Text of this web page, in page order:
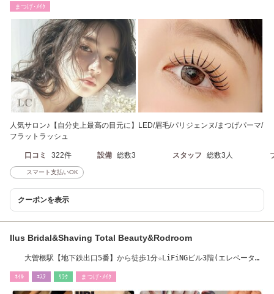
まつげ･ﾒｲｸ
人気サロン♪【自分史上最高の目元に】LED/眉毛/パリジェンヌ/まつげパーマ/
フラットラッシュ
口コミ 322件 設備 総数3 スタッフ 総数3人
スマート支払いOK
クーポンを表示
Ilus Bridal&Shaving Total Beauty&Rodroom
大曽根駅【地下鉄出口5番】から徒歩1分☆LiFiNGビル3階(エレベーター
ﾈｲﾙ ｴｽﾃ ﾘﾗｸ まつげ･ﾒｲｸ